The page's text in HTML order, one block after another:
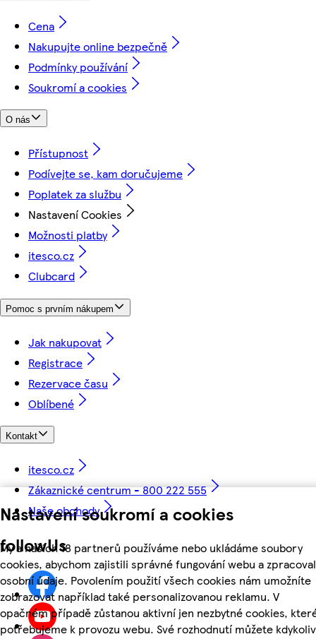
Nastavení soukromí a cookies
My a našich 18 partnerů používáme nebo ukládáme soubory
cookies, abychom zajistili správné fungování webu a
osobní údaje. Povolením použití všech cookies nám umožníte
zobrazovat například také personalizovanou reklamu. V
opačném případě zůstanou aktivní jen nezbytné cookies,
potřebujeme k provozu webu. Své rozhodnutí můžete kdykoliv
Cena
Nakupujte online bezpečně
Podmínky používání
Soukromí a cookies
O nás
Přístupnost
Podívejte se, kam doručujeme
Poplatek za službu
Nastavení Cookies
Možnosti platby
itesco.cz
Clubcard
Pomoc s prvním nákupem
Jak nakupovat
Registrace
Rezervace času
Oblíbené
Kontakt
itesco.cz
Zákaznické centrum - 800 222 555
Naše obchody
followUs